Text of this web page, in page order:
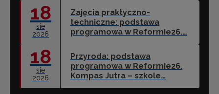
18
sie
2026
Zajęcia praktyczno-
techniczne: podstawa
programowa w Reformie26.…
18
sie
2026
Przyroda: podstawa
programowa w Reformie26.
Kompas Jutra – szkole…